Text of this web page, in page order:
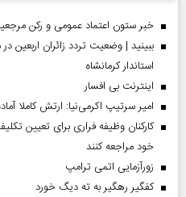
خبر ستون اعتماد عمومی و رکن
ببینید | وضعیت تردد زائران اربعین
استاندار کرمانشاه
اینترنت بی افسار
امیر سرتیپ اکرمی‌نیا: ارتش کاملا
کارکنان وظیفه فراری برای تعیین
خود مراجعه کنند
زورآزمایی اتمی ترامپ
کفگیر رهگیر به ته دیگ خورد